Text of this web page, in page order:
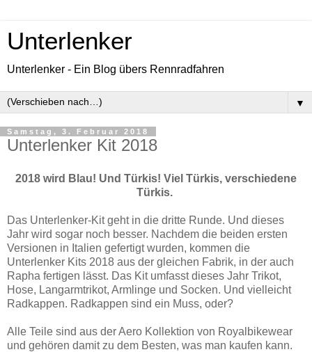
Unterlenker
Unterlenker - Ein Blog übers Rennradfahren
▼
Samstag, 3. Februar 2018
Unterlenker Kit 2018
2018 wird Blau! Und Türkis! Viel Türkis, verschiedene
Türkis.
Das Unterlenker-Kit geht in die dritte Runde. Und dieses
Jahr wird sogar noch besser. Nachdem die beiden ersten
Versionen in Italien gefertigt wurden, kommen die
Unterlenker Kits 2018 aus der gleichen Fabrik, in der auch
Rapha fertigen lässt. Das Kit umfasst dieses Jahr Trikot,
Hose, Langarmtrikot, Armlinge und Socken. Und vielleicht
Radkappen. Radkappen sind ein Muss, oder?
Alle Teile sind aus der Aero Kollektion von Royalbikewear
und gehören damit zu dem Besten, was man kaufen kann.